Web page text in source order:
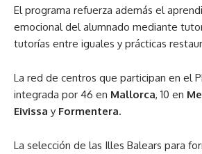
El programa refuerza además el
emocional del alumnado mediante
tutorías entre iguales y prácticas
La red de centros que participan en el
integrada por 46 en Mallorca, 10 en
Eivissa y Formentera.
La selección de las Illes Balears para